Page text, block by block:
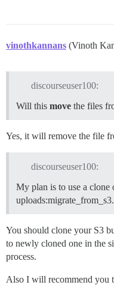
vinothkannans (Vinoth
discourseuser100:
Will this move the files
Yes, it will remove the file
discourseuser100:
My plan is to use a clone
uploads:migrate_from_s3.
You should clone your S3
to newly cloned one in the
process.
Also I will recommend you